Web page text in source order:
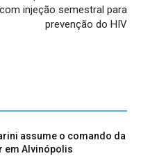
com injeção semestral para
prevenção do HIV
assume o comando da
em Alvinópolis